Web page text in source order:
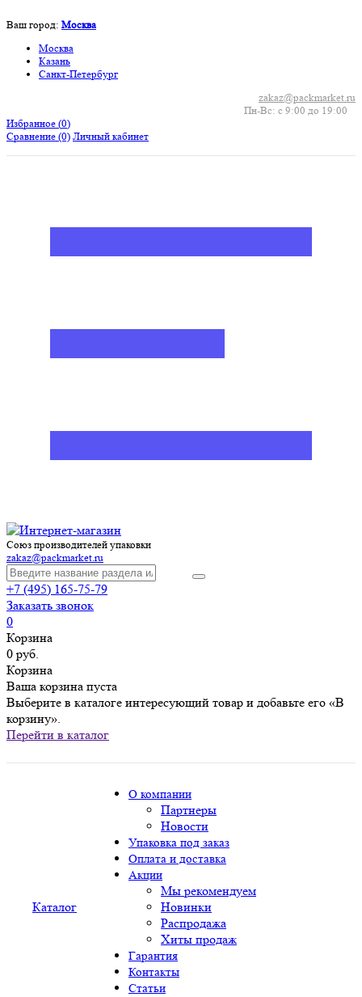
Ваш город: Москва
Москва
Казань
Санкт-Петербург
Пн-Вс: с 9:00 до 19:00
zakaz@packmarket.ru
Избранное (0)
Сравнение (0) Личный кабинет
Союз производителей упаковки
zakaz@packmarket.ru
+7 (495) 165-75-79
Заказать звонок
0
Корзина
0 руб.
Корзина
Ваша корзина пуста
Выберите в каталоге интересующий товар и добавьте его «В
корзину».
Перейти в каталог
Каталог
О компании
Партнеры
Новости
Упаковка под заказ
Оплата и доставка
Акции
Мы рекомендуем
Новинки
Распродажа
Хиты продаж
Гарантия
Контакты
Статьи